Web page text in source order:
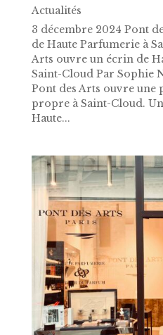
Actualités
3 décembre 2024 Pont
de Haute Parfumerie à
Arts ouvre un écrin de
Saint-Cloud Par Sophie
Pont des Arts ouvre une
propre à Saint-Cloud.
Haute...